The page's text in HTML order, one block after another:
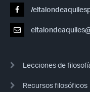
/
Lecciones de
Recursos filosóficos